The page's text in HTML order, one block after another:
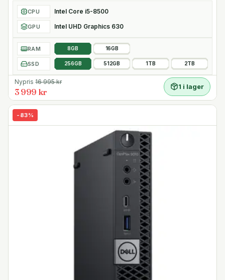
CPU Intel Core i5-8500
GPU Intel UHD Graphics 630
RAM 8GB 16GB
SSD 256GB 512GB 1TB 2TB
Nypris 16 995kr
3 999 kr
1 i lager
- 83%